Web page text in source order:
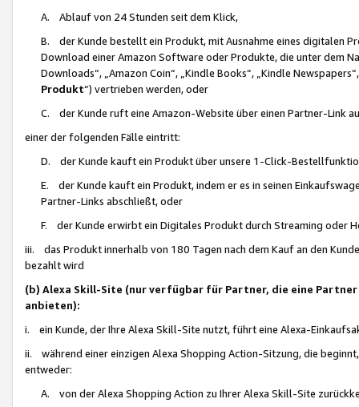
A. Ablauf von 24 Stunden seit dem Klick,
B. der Kunde bestellt ein Produkt, mit Ausnahme eines digitalen
Download einer Amazon Software oder Produkte, die unter dem
Downloads“, „Amazon Coin“, „Kindle Books“, „Kindle
Produkt“) vertrieben werden, oder
C. der Kunde ruft eine Amazon-Website über einen Partner-Link
einer der folgenden Fälle eintritt:
D. der Kunde kauft ein Produkt über unsere 1-Click-
E. der Kunde kauft ein Produkt, indem er es in seinen
Partner-Links abschließt, oder
F. der Kunde erwirbt ein Digitales Produkt durch Streaming oder
iii. das Produkt innerhalb von 180 Tagen nach dem Kauf an den
bezahlt wird
(b) Alexa Skill-Site (nur verfügbar für Partner, die eine
anbieten):
i. ein Kunde, der Ihre Alexa Skill-Site nutzt, führt eine Alexa-
ii. während einer einzigen Alexa Shopping Action-Sitzung, die
entweder:
A. von der Alexa Shopping Action zu Ihrer Alexa Skill-Site